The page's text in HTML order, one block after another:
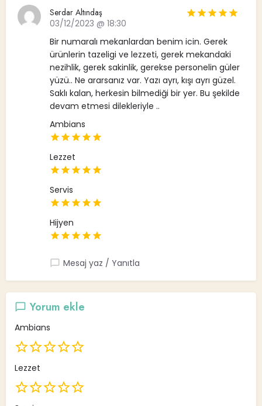
Serdar Altındaş
03/12/2023 @ 18:30
Bir numaralı mekanlardan benim icin. Gerek
ürünlerin tazeligi ve lezzeti, gerek mekandaki
nezihlik, gerek sakinlik, gerekse personelin güler
yüzü.. Ne ararsanız var. Yazı ayrı, kışı ayrı güzel.
Saklı kalan, herkesin bilmediği bir yer. Bu şekilde
devam etmesi dilekleriyle ..
Ambians
Lezzet
Servis
Hijyen
Mesaj yaz / Yanıtla
Yorum ekle
Ambians
Lezzet